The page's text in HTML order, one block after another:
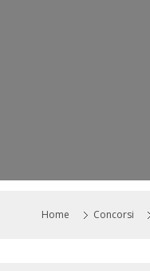
Home Concorsi